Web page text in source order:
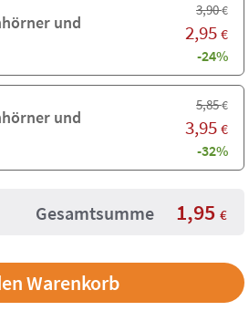
und
3,90€
2,95 €
-24%
und
5,85€
3,95 €
-32%
Gesamtsumme 1,95 €